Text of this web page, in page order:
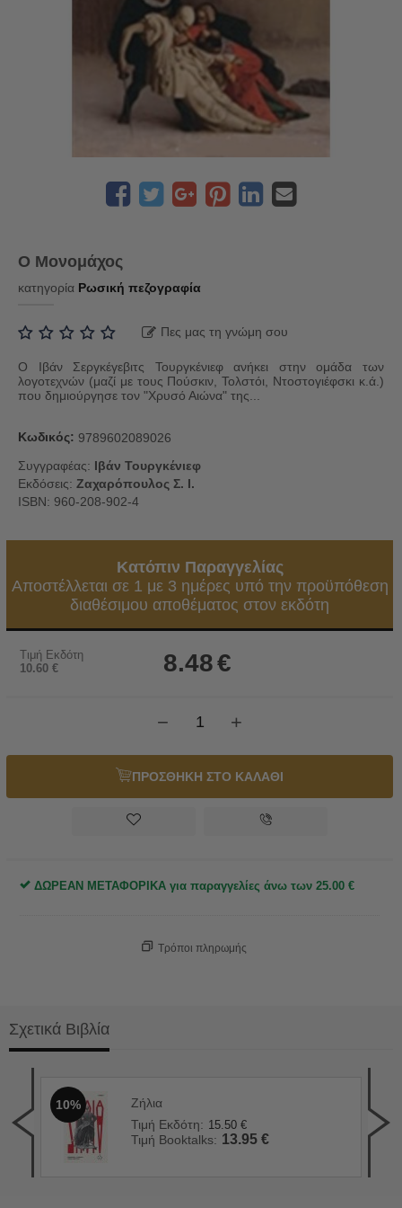
Ο Μονομάχος
κατηγορία Ρωσική πεζογραφία
Πες μας τη γνώμη σου
Ο Ιβάν Σεργκέγεβιτς Τουργκένιεφ ανήκει στην ομάδα των
λογοτεχνών (μαζί με τους Πούσκιν, Τολστόι, Ντοστογιέφσκι κ.ά.)
που δημιούργησε τον "Χρυσό Αιώνα" της...
Κωδικός: 9789602089026
Συγγραφέας: Ιβάν Τουργκένιεφ
Εκδόσεις: Ζαχαρόπουλος Σ. Ι.
ISBN: 960-208-902-4
Κατόπιν Παραγγελίας
Αποστέλλεται σε 1 με 3 ημέρες υπό την προϋπόθεση
διαθέσιμου αποθέματος στον εκδότη
Τιμή Εκδότη
10.60 € 8.48€
+
−
ΠΡΟΣΘΗΚΗ ΣΤΟ ΚΑΛΑΘΙ
ΔΩΡΕΑΝ ΜΕΤΑΦΟΡΙΚΑ για παραγγελίες άνω των 25.00 €
Τρόποι πληρωμής
Σχετικά Βιβλία
10%
Ζήλια
Τιμή Εκδότη: 15.50 €
Τιμή Booktalks: 13.95 €